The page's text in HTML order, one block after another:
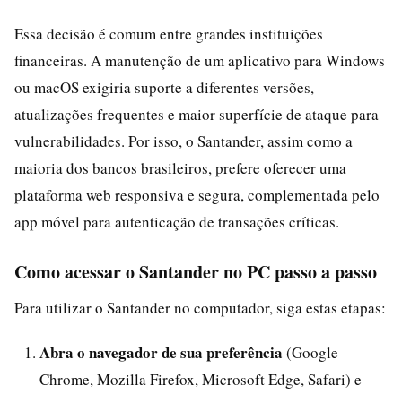
Essa decisão é comum entre grandes instituições
financeiras. A manutenção de um aplicativo para Windows
ou macOS exigiria suporte a diferentes versões,
atualizações frequentes e maior superfície de ataque para
vulnerabilidades. Por isso, o Santander, assim como a
maioria dos bancos brasileiros, prefere oferecer uma
plataforma web responsiva e segura, complementada pelo
app móvel para autenticação de transações críticas.
Como acessar o Santander no PC passo a passo
Para utilizar o Santander no computador, siga estas etapas:
Abra o navegador de sua preferência (Google
Chrome, Mozilla Firefox, Microsoft Edge, Safari) e